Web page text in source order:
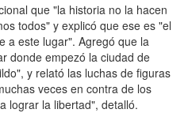
que "la historia no la hacen
todos" y explicó que ese es "el
a este lugar". Agregó que la
donde empezó la ciudad de
y relató las luchas de figuras
veces en contra de los
lograr la libertad", detalló.